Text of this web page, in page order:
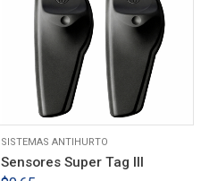
SISTEMAS ANTIHURTO
Sensores Super Tag III